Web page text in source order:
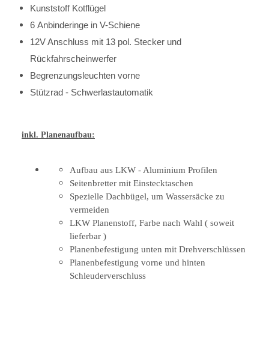
Kunststoff Kotflügel
6 Anbinderinge in V-Schiene
12V Anschluss mit 13 pol. Stecker und
Rückfahrscheinwerfer
Begrenzungsleuchten vorne
Stützrad - Schwerlastautomatik
inkl. Planenaufbau:
Aufbau aus LKW - Aluminium Profilen
Seitenbretter mit Einstecktaschen
Spezielle Dachbügel, um Wassersäcke zu
vermeiden
LKW Planenstoff, Farbe nach Wahl ( soweit
lieferbar )
Planenbefestigung unten mit Drehverschlüssen
Planenbefestigung vorne und hinten
Schleuderverschluss